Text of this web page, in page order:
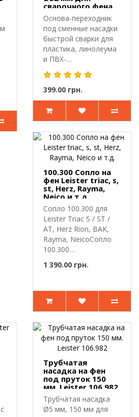
сварочного фена
Основа-переходник
под сменные насадки
быстрой сварки для
пластика, линолеума
и ПВХ-
покрытий.Трубчата..
399.00 грн.
100.300 Сопло на
фен Leister triac, s,
st, Herz, Rayma,
Neico и т.д.
Сопло 100.300 для
Leister Triac S / ST /
AT, Herz Rion, BAK,
Rayma, NeicoСопло
100.300
1 390.00 грн.
Трубчатая
насадка на фен
под пруток 150
мм. Leister 106.982
Трубчатая насадка
Ø5 мм, 150 мм для